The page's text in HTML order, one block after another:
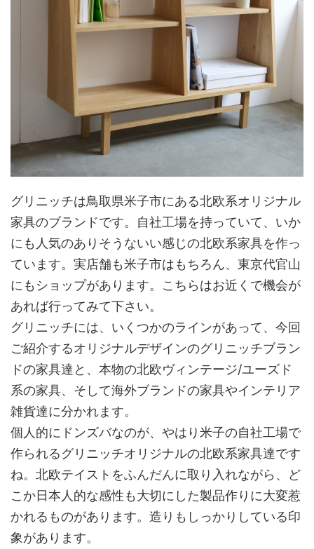
グリニッチは鳥取県米子市にある北欧系オリジナル
家具のブランドです。自社工場を持っていて、いか
にも人気のありそうないい感じの北欧系家具を作っ
ています。実店舗も米子市はもちろん、東京代官山
にもショップがあります。こちらはお近くで機会が
あれば行ってみて下さい。
グリニッチには、いくつかのラインがあって、今回
ご紹介するオリジナルデザインのグリニッチブラン
ドの家具達と、本物の北欧ヴィンテージ/ユーズド
系の家具、そして海外ブランドの家具やインテリア
雑貨達に分かれます。
個人的にドンズバなのが、やはり米子の自社工場で
作られるグリニッチオリジナルの北欧系家具達です
ね。北欧テイストをふんだんに取り入れながら、ど
こか日本人的な感性も大切にした製品作りに大変惹
かれるものがあります。造りもしっかりしている印
象があります。